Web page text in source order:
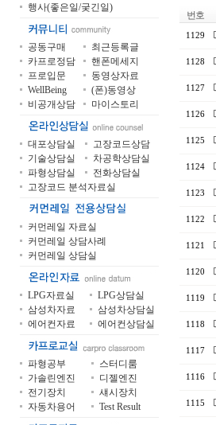
행사(좋은일/궂긴일)
공동구매
최근등록글
카프로정담
핸폰메세지
프로입문
동영상자료
WellBeing
(폰)동영상
비공개상담
마이스토리
대포상담실
고장코드상담
기술상담실
차공학상담실
파형상담실
전화상담실
고장코드 분석자료실
커먼레일 자료실
커먼레일 상담사례
커먼레일 상담실
LPG자료실
LPG상담실
삼성차자료
삼성차상담실
에어컨자료
에어컨상담실
파형공부
스터디룸
가솔린엔진
디젤엔진
전기장치
섀시장치
자동차용어
Test Result
번호
1129
1128
1127
1126
1125
1124
1123
1122
1121
1120
1119
1118
1117
1116
1115